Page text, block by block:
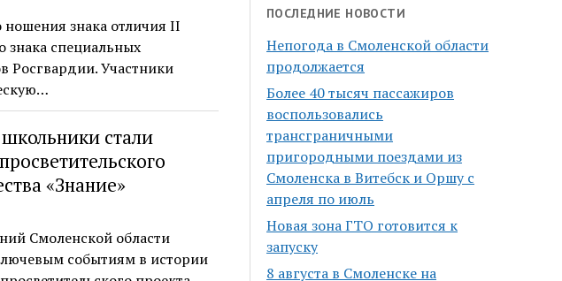
знака отличия II
знака специальных
Росгвардии. Участники
стали
«Знание»
Смоленской области
событиям в истории
ПОСЛЕДНИЕ НОВОСТИ
Непогода в Смоленской области
продолжается
Более 40 тысяч пассажиров
воспользовались
трансграничными
пригородными поездами из
Смоленска в Витебск и Оршу с
апреля по июль
Новая зона ГТО готовится к
запуску
8 августа в Смоленске на